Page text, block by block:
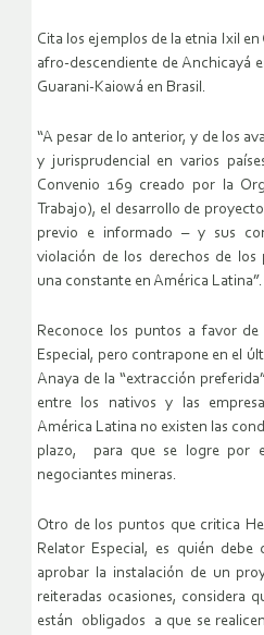
Cita los ejemplos de la etnia Ixil
afro-descendiente de Anchicayá
Guarani-Kaiowá en Brasil.
“A pesar de lo anterior, y de los
y jurisprudencial en varios
Convenio 169 creado por la
Trabajo), el desarrollo de
previo e informado – y sus
violación de los derechos de los
una constante en América Latina”.
Reconoce los puntos a favor
Especial, pero contrapone en el
Anaya de la “extracción
entre los nativos y las
América Latina no existen las
plazo, para que se logre por
negociantes mineras.
Otro de los puntos que critica
Relator Especial, es quién debe
aprobar la instalación de un
reiteradas ocasiones, considera
están obligados a que se